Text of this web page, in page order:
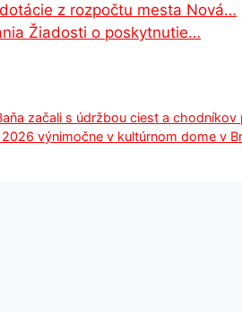
z rozpočtu mesta Nová…
Žiadosti o poskytnutie…
začali s údržbou ciest a
výnimočne v kultúrnom dome v